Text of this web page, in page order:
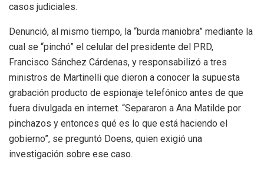
casos judiciales.
Denunció, al mismo tiempo, la “burda maniobra” mediante la
cual se “pinchó” el celular del presidente del PRD,
Francisco Sánchez Cárdenas, y responsabilizó a tres
ministros de Martinelli que dieron a conocer la supuesta
grabación producto de espionaje telefónico antes de que
fuera divulgada en internet. “Separaron a Ana Matilde por
pinchazos y entonces qué es lo que está haciendo el
gobierno”, se preguntó Doens, quien exigió una
investigación sobre ese caso.